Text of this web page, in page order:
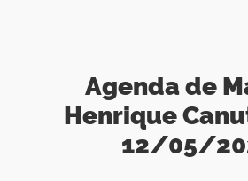
Agenda de
Henrique
12/05/